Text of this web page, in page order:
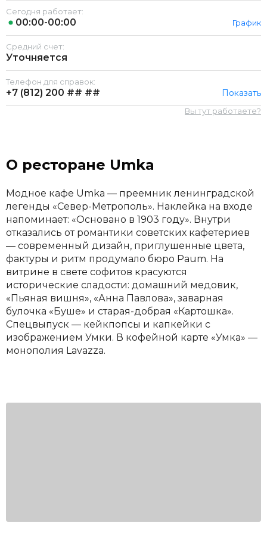
Сегодня работает:
00:00-00:00 График
Средний счет:
Уточняется
Телефон для справок:
+7 (812) 200 ## ## Показать
Вы тут работаете?
О ресторане Umka
Модное кафе Umka — преемник ленинградской
легенды «Север-Метрополь». Наклейка на входе
напоминает: «Основано в 1903 году». Внутри
отказались от романтики советских кафетериев
— современный дизайн, приглушенные цвета,
фактуры и ритм продумало бюро Paum. На
витрине в свете софитов красуются
исторические сладости: домашний медовик,
«Пьяная вишня», «Анна Павлова», заварная
булочка «Буше» и старая-добрая «Картошка».
Спецвыпуск — кейкпопсы и капкейки с
изображением Умки. В кофейной карте «Умка» —
монополия Lavazza.